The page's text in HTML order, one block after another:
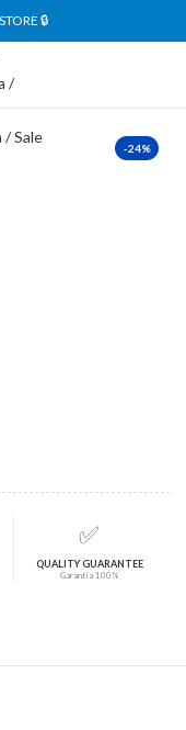
🔒
-24%
✅
QUALITY GUARANTEE
Garantía 100%